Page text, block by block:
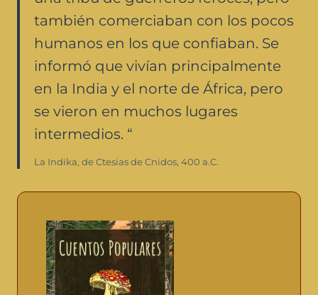
también comerciaban con los pocos
humanos en los que confiaban. Se
informó que vivían principalmente
en la India y el norte de África, pero
se vieron en muchos lugares
intermedios. “
La Indika, de Ctesias de Cnidos, 400 a.C.